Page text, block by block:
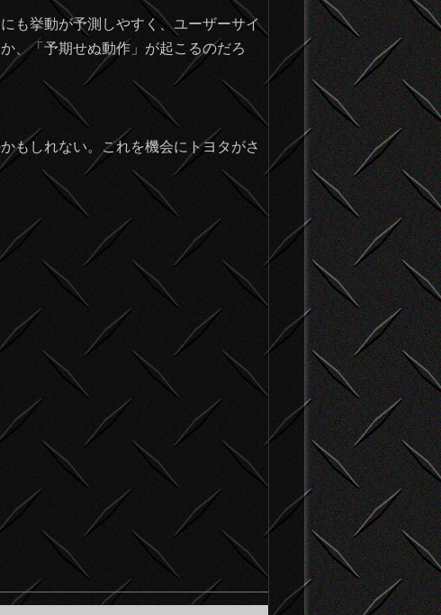
も挙動が予測しやすく、ユーザーサイ
、「予期せぬ動作」が起こるのだろ
もしれない。これを機会にトヨタがさ